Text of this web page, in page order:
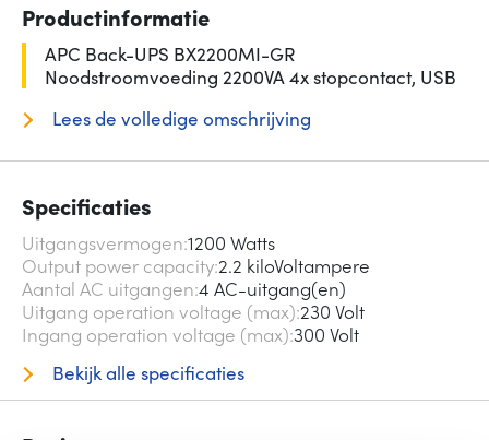
Productinformatie
APC Back-UPS BX2200MI-GR
Noodstroomvoeding 2200VA 4x stopcontact, USB
Lees de volledige omschrijving
Specificaties
Uitgangsvermogen 1200 Watts
Output power capacity 2.2 kiloVoltampere
Aantal AC uitgangen 4 AC-uitgang(en)
Uitgang operation voltage (max) 230 Volt
Ingang operation voltage (max) 300 Volt
Bekijk alle specificaties